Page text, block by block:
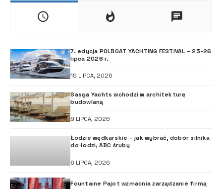
7. edycja POLBOAT YACHTING FESTIVAL – 23-26
lipca 2026 r.
15 LIPCA, 2026
Sasga Yachts wchodzi w architekturę
budowlaną
9 LIPCA, 2026
Łodzie wędkarskie – jak wybrać, dobór silnika
do łodzi, ABC śruby
6 LIPCA, 2026
Fountaine Pajot wzmacnia zarządzanie firmą